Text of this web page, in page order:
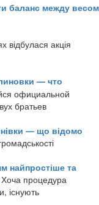
баланс между весом
відбулася акція
— что
официальной
братьев
— що відомо
найпростіше та
Хоча процедура
існують